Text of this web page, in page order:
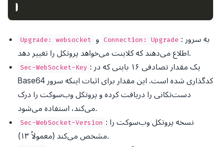
Upgrade: websocket Connection: Upgrade : به سرور
اطلاع می‌دهند که کلاینت می‌خواهد پروتکل را تغییر دهد.
Sec-WebSocket-Key : یک مقدار تصادفی ۱۶ بایتی که در
Base64 کدگذاری شده است. این مقدار برای اثبات اینکه سرور
دست‌تکانی را دریافت کرده و پروتکل وب‌سوکت را درک
می‌کند، استفاده می‌شود.
Sec-WebSocket-Version : نسخه پروتکل وب‌سوکت را
مشخص می‌کند (معمولاً ۱۳).